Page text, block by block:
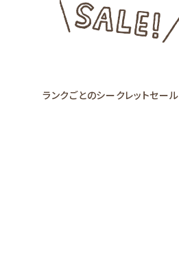
ランクごとのシークレットセール